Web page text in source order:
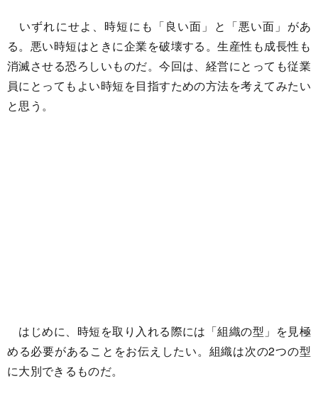
いずれにせよ、時短にも「良い面」と「悪い面」があ
る。悪い時短はときに企業を破壊する。生産性も成長性も
消滅させる恐ろしいものだ。今回は、経営にとっても従業
員にとってもよい時短を目指すための方法を考えてみたい
と思う。
はじめに、時短を取り入れる際には「組織の型」を見極
める必要があることをお伝えしたい。組織は次の2つの型
に大別できるものだ。